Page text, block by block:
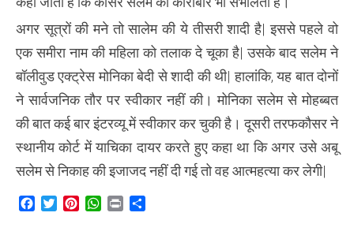
अगर सूत्रों की मने तो सालेम की ये तीसरी शादी है| इससे पहले वो
एक समीरा नाम की महिला को तलाक दे चूका है| उसके बाद सलेम ने
बॉलीवुड एक्ट्रेस मोनिका बेदी से शादी की थी| हालांकि, यह बात दोनों
ने सार्वजनिक तौर पर स्वीकार नहीं की। मोनिका सलेम से मोहब्बत
की बात कई बार इंटरव्यू में स्वीकार कर चुकी है। दूसरी तरफकौसर ने
स्थानीय कोर्ट में याचिका दायर करते हुए कहा था कि अगर उसे अबू
सलेम से निकाह की इजाजद नहीं दी गई तो वह आत्महत्या कर लेगी|
Facebook
TwitterPinterestWhatsApp
Print